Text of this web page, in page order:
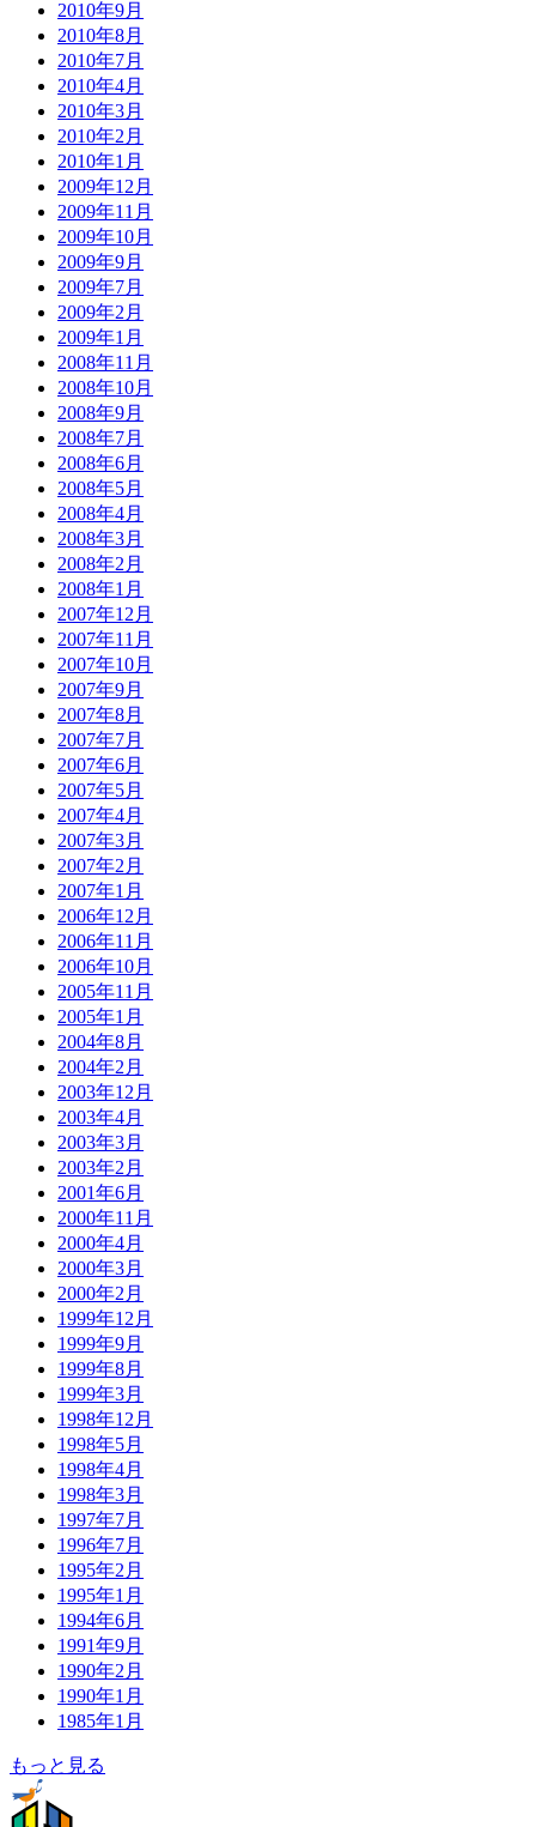
2010年9月
2010年8月
2010年7月
2010年4月
2010年3月
2010年2月
2010年1月
2009年12月
2009年11月
2009年10月
2009年9月
2009年7月
2009年2月
2009年1月
2008年11月
2008年10月
2008年9月
2008年7月
2008年6月
2008年5月
2008年4月
2008年3月
2008年2月
2008年1月
2007年12月
2007年11月
2007年10月
2007年9月
2007年8月
2007年7月
2007年6月
2007年5月
2007年4月
2007年3月
2007年2月
2007年1月
2006年12月
2006年11月
2006年10月
2005年11月
2005年1月
2004年8月
2004年2月
2003年12月
2003年4月
2003年3月
2003年2月
2001年6月
2000年11月
2000年4月
2000年3月
2000年2月
1999年12月
1999年9月
1999年8月
1999年3月
1998年12月
1998年5月
1998年4月
1998年3月
1997年7月
1996年7月
1995年2月
1995年1月
1994年6月
1991年9月
1990年2月
1990年1月
1985年1月
もっと見る